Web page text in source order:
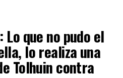
que no pudo el
lo realiza una
Tolhuin contra